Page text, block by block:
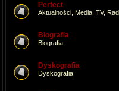
Perfect
Aktualności, Media: TV,
Biografia
Biografia
Dyskografia
Dyskografia